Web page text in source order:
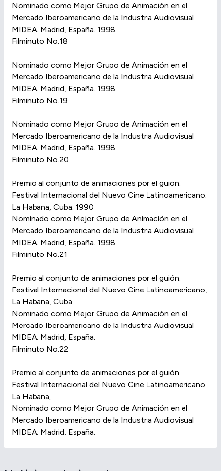
Nominado como Mejor Grupo de Animación en el
Mercado Iberoamericano de la Industria Audiovisual
MIDEA. Madrid, España. 1998
Filminuto No.18
Nominado como Mejor Grupo de Animación en el
Mercado Iberoamericano de la Industria Audiovisual
MIDEA. Madrid, España. 1998
Filminuto No.19
Nominado como Mejor Grupo de Animación en el
Mercado Iberoamericano de la Industria Audiovisual
MIDEA. Madrid, España. 1998
Filminuto No.20
Premio al conjunto de animaciones por el guión.
Festival Internacional del Nuevo Cine Latinoamericano.
La Habana, Cuba. 1990
Nominado como Mejor Grupo de Animación en el
Mercado Iberoamericano de la Industria Audiovisual
MIDEA. Madrid, España. 1998
Filminuto No.21
Premio al conjunto de animaciones por el guión.
Festival Internacional del Nuevo Cine Latinoamericano,
La Habana, Cuba.
Nominado como Mejor Grupo de Animación en el
Mercado Iberoamericano de la Industria Audiovisual
MIDEA. Madrid, España.
Filminuto No.22
Premio al conjunto de animaciones por el guión.
Festival Internacional del Nuevo Cine Latinoamericano.
La Habana,
Nominado como Mejor Grupo de Animación en el
Mercado Iberoamericano de la Industria Audiovisual
MIDEA. Madrid, España.